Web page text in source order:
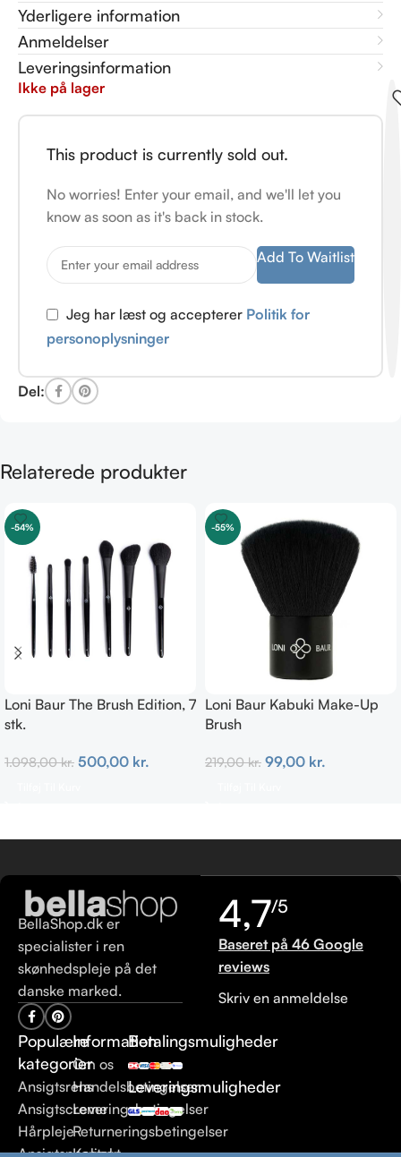
Yderligere information
Anmeldelser
Leveringsinformation
Ikke på lager
This product is currently sold out.
No worries! Enter your email, and we'll let you
know as soon as it's back in stock.
Add To Waitlist
Jeg har læst og accepterer Politik for
personoplysninger
Del:
Relaterede produkter
-54%
Loni Baur The Brush Edition, 7
stk.
1.098,00kr. 500,00 kr.
-55%
Loni Baur Kabuki Make-Up
Brush
219,00kr. 99,00 kr.
BellaShop.dk er
specialister i ren
skønhedspleje på det
danske marked.
Populære
kategorier
Ansigtsrens
Ansigtscreme
Hårpleje
Information
Om os
Handelsbetingelser
Leveringsbetingelser
Returneringsbetingelser
Betalingsmuligheder
Leveringsmuligheder
4,7/5
Baseret på 46 Google
reviews
Skriv en anmeldelse